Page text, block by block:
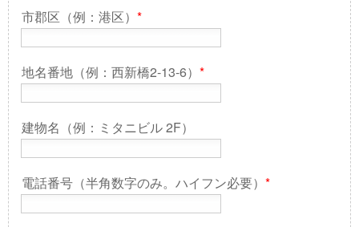
市郡区（例：港区） *
地名番地（例：西新橋2-13-6） *
建物名（例：ミタニビル 2F）
電話番号（半角数字のみ。ハイフン必要） *